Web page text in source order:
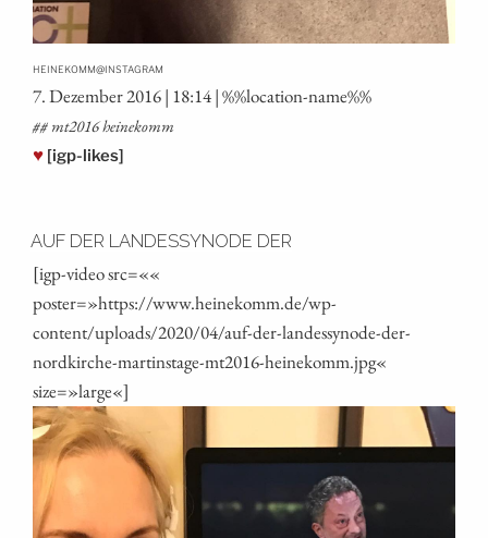
HEINEKOMM@INSTAGRAM
7. Dezem­ber 2016 | 18:14 | %%loca­ti­on-name%%
## mt2016 heinekomm
♥ [igp-likes]
AUF DER LANDESSYNODE DER
[igp-video src=««
poster=»https://www.heinekomm.de/wp-
content/uploads/2020/04/auf-der-landessynode-der-
nordkirche-martinstage-mt2016-heinekomm.jpg«
size=»large«]